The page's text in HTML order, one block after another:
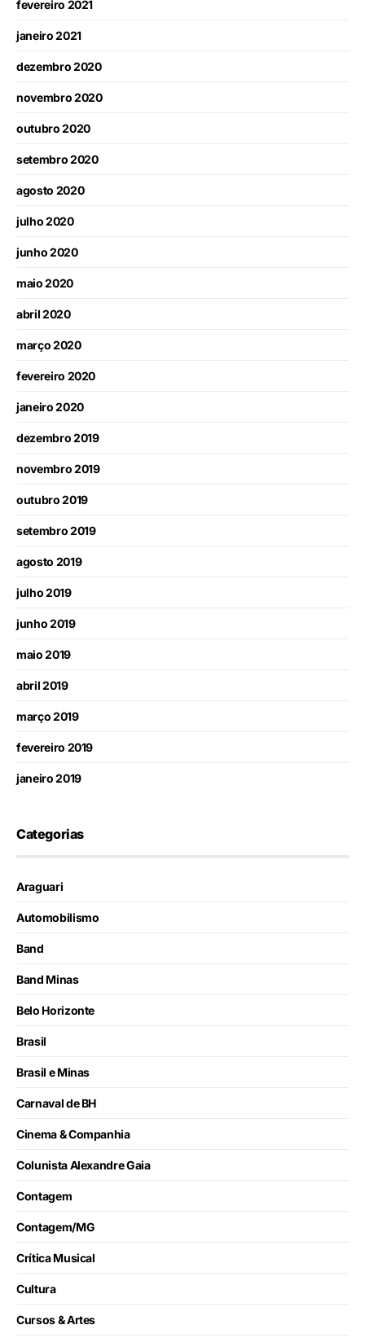
fevereiro 2021
janeiro 2021
dezembro 2020
novembro 2020
outubro 2020
setembro 2020
agosto 2020
julho 2020
junho 2020
maio 2020
abril 2020
março 2020
fevereiro 2020
janeiro 2020
dezembro 2019
novembro 2019
outubro 2019
setembro 2019
agosto 2019
julho 2019
junho 2019
maio 2019
abril 2019
março 2019
fevereiro 2019
janeiro 2019
Categorias
Araguari
Automobilismo
Band
Band Minas
Belo Horizonte
Brasil
Brasil e Minas
Carnaval de BH
Cinema & Companhia
Colunista Alexandre Gaia
Contagem
Contagem/MG
Crítica Musical
Cultura
Cursos & Artes